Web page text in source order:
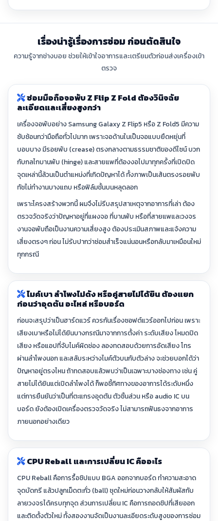
เรื่องน่ารู้เรื่องการซ่อม ก่อนตัดสินใจ
ความรู้จากช่างบอย ช่วยให้เข้าใจอาการและเตรียมตัวก่อนส่งเครื่องเข้า
ตรวจ
ซ่อมมือถือจอพับ Z Flip Z Fold ต้องวินิจฉัย
ละเอียดและเสี่ยงสูงกว่า
เครื่องจอพับอย่าง Samsung Galaxy Z Flip5 หรือ Z Fold5 มีความ
ซับซ้อนกว่ามือถือทั่วไปมาก เพราะจอด้านในเป็นจอแบบยืดหยุ่นที่
บอบบาง มีรอยพับ (crease) ตรงกลางตามธรรมชาติของดีไซน์ บวก
กับกลไกบานพับ (hinge) และสายแพที่ต้องงอไปมาทุกครั้งที่เปิดปิด
จุดเหล่านี้ล้วนเป็นตำแหน่งที่เกิดปัญหาได้ ทั้งภาพเป็นเส้นตรงรอยพับ
ทัชไม่ทำงานบางแถบ หรือฟิล์มชั้นบนหลุดลอก
เพราะโครงสร้างพวกนี้ ผมจึงไม่รีบสรุปสาเหตุจากอาการที่เล่า ต้อง
ตรวจวัดจริงว่าปัญหาอยู่ที่แผงจอ ที่บานพับ หรือที่สายแพและวงจร
งานจอพับถือเป็นงานความเสี่ยงสูง ต้องประเมินสภาพและแจ้งความ
เสี่ยงตรงๆ ก่อน ไม่รับปากว่าซ่อมสำเร็จแน่นอนหรือกลับมาเหมือนใหม่
ทุกกรณี
ไมค์เบา ลำโพงไม่ดัง หรือคู่สายไม่ได้ยิน ต้องแยก
ก่อนว่าอุดตัน อะไหล่ หรือบอร์ด
ก่อนจะสรุปว่าเป็นฮาร์ดแวร์ ควรกันเรื่องซอฟต์แวร์ออกไปก่อน เพราะ
เสียงเบาหรือไม่ได้ยินบางกรณีมาจากการตั้งค่า ระดับเสียง โหมดปิด
เสียง หรือแอปที่จับไมค์ผิดช่อง ลองทดสอบด้วยการอัดเสียง โทร
ผ่านลำโพงนอก และสลับระหว่างไมค์ตัวบนกับตัวล่าง จะช่วยบอกได้ว่า
ปัญหาอยู่ตรงไหน ถ้าทดสอบแล้วพบว่าเป็นเฉพาะบางช่องทาง เช่น คู่
สายไม่ได้ยินแต่เปิดลำโพงได้ ก็พอชี้ทิศทางของอาการได้ระดับหนึ่ง
แต่การยืนยันว่าเป็นที่ตะแกรงอุดตัน ตัวชิ้นส่วน หรือ audio IC บน
บอร์ด ยังต้องเปิดเครื่องตรวจวัดจริง ไม่สามารถฟันธงจากอาการ
ภายนอกอย่างเดียว
CPU Reball และการเปลี่ยน IC คืออะไร
CPU Reball คือการรื้อชิปแบบ BGA ออกจากบอร์ด ทำความสะอาด
จุดบัดกรี แล้วปลูกเม็ดตะกั่ว (ball) ชุดใหม่ก่อนวางกลับให้สัมผัสกับ
ลายวงจรได้ครบทุกจุด ส่วนการเปลี่ยน IC คือการถอดชิปที่เสียออก
และติดตั้งตัวใหม่ ทั้งสองงานจัดเป็นงานละเอียดระดับสูงของการซ่อม